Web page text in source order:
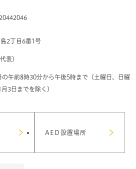
2丁目6番1号
表）
午前8時30分から午後5時まで（土曜日、日曜
3日までを除く）
AED設置場所